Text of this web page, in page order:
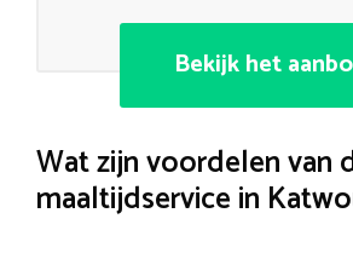
Bekijk het
Wat zijn voordelen van
maaltijdservice in